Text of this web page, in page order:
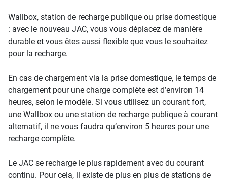
Wallbox, station de recharge publique ou prise domestique
: avec le nouveau JAC, vous vous déplacez de manière
durable et vous êtes aussi flexible que vous le souhaitez
pour la recharge.
En cas de chargement via la prise domestique, le temps de
chargement pour une charge complète est d’environ 14
heures, selon le modèle. Si vous utilisez un courant fort,
une Wallbox ou une station de recharge publique à courant
alternatif, il ne vous faudra qu’environ 5 heures pour une
recharge complète.
Le JAC se recharge le plus rapidement avec du courant
continu. Pour cela, il existe de plus en plus de stations de